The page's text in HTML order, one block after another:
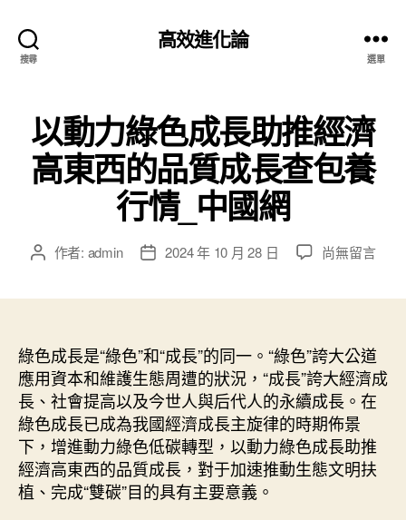
搜尋
高效進化論
選單
以動力綠色成長助推經濟
高東西的品質成長查包養
行情_中國網
文 作者: admin
文
期
2024 年 10 月 28 日
在
色
成
長
助
推
經
濟
尚無留言
綠色成長是“綠色”和“成長”的同一。“綠色”誇大公道
應用資本和維護生態周遭的狀況，“成長”誇大經濟成
長、社會提高以及今世人與后代人的永續成長。在
綠色成長已成為我國經濟成長主旋律的時期佈景
下，增進動力綠色低碳轉型，以動力綠色成長助推
經濟高東西的品質成長，對于加速推動生態文明扶
植、完成“雙碳”目的具有主要意義。